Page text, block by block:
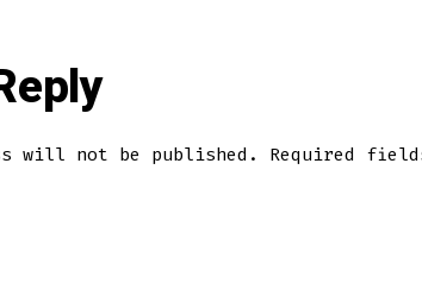
will not be published.
Required